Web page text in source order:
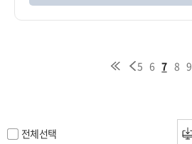
5 6 7 8 9
전체선택